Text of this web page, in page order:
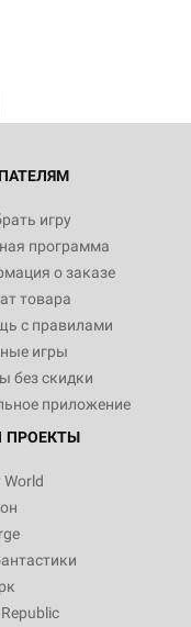
игру
программа
о заказе
товара
с правилами
игры
без скидки
приложение
ПРОЕКТЫ
World